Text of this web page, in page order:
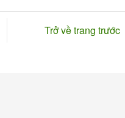
Trở về trang trước